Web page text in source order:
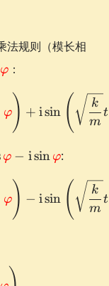
法规则（模长相
\i
φ ：
φ) + isin ( m
k
t
- \i
φ − isin φ:
φ) − isin ( m
k
t